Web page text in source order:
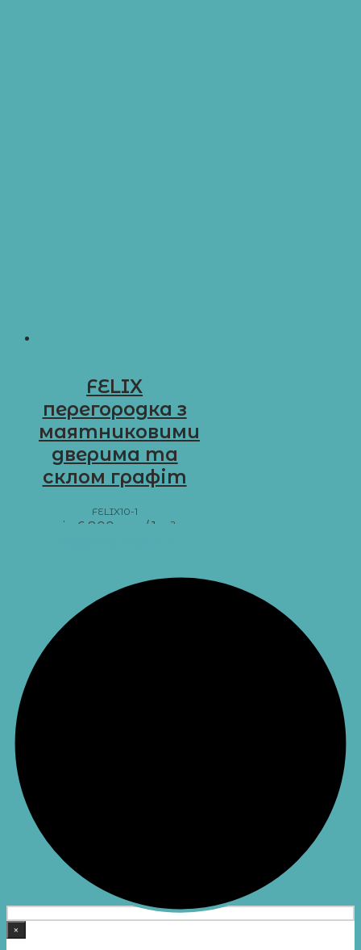
FELIX
перегородка з
маятниковими
дверима та
склом графіт
FELIX10-1
від 6 800
/ 1 м²
×